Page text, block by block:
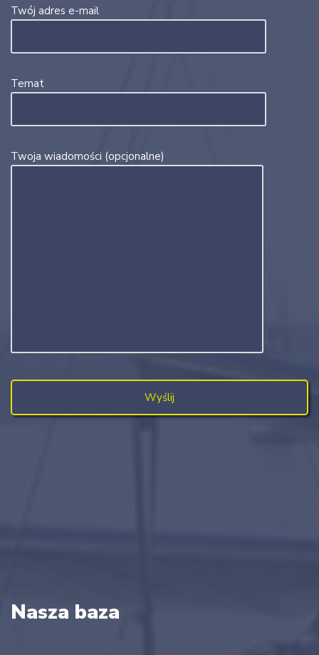
Twój adres e-mail
Temat
Twoja wiadomości (opcjonalne)
Nasza baza